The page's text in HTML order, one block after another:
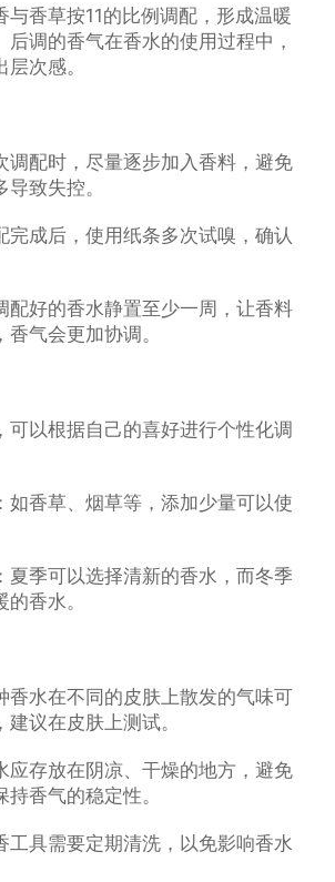
与香草按11的比例调配，形成温暖
后调的香气在香水的使用过程中，
次感。
调配时，尽量逐步加入香料，避免
致失控。
完成后，使用纸条多次试嗅，确认
配好的香水静置至少一周，让香料
气会更加协调。
可以根据自己的喜好进行个性化调
如香草、烟草等，添加少量可以使
夏季可以选择清新的香水，而冬季
香水。
香水在不同的皮肤上散发的气味可
议在皮肤上测试。
应存放在阴凉、干燥的地方，避免
香气的稳定性。
工具需要定期清洗，以免影响香水